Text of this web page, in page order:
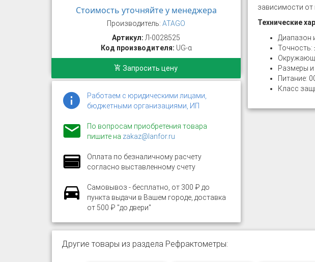
Стоимость уточняйте у менеджера
Производитель:ATAGO
Артикул: Л-0028525
Код производителя: UG-α
Запросить цену
Работаем с юридическими лицами,
бюджетными организациями, ИП
По вопросам приобретения товара
пишите на zakaz@lanfor.ru
Оплата по безналичному расчету
согласно выставленному счету
Самовывоз - бесплатно, от 300 ₽ до
пункта выдачи в Вашем городе, доставка
от 500 ₽ "до двери"
зависимости от
Технические
Диапазон
Точность:
Размеры и
Питание:
Класс
Другие товары из раздела Рефрактометры: